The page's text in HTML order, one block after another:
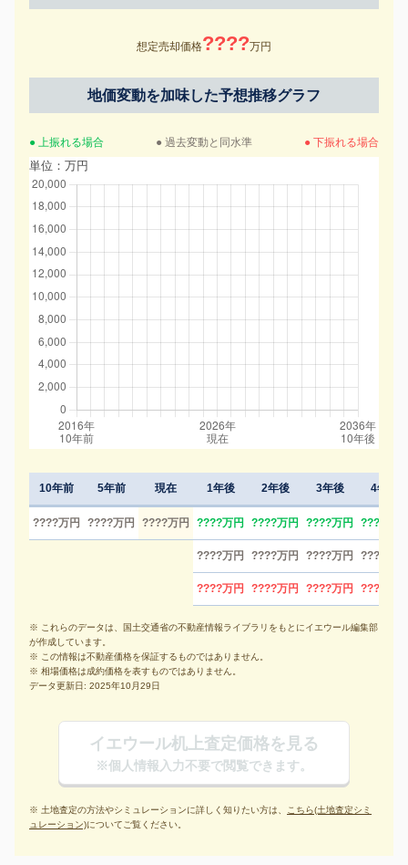
想定売却価格????万円
地価変動を加味した予想推移グラフ
● 上振れる場合 ● 過去変動と同水準 ● 下振れる場合
単位：万円
10年前 5年前 現在
????万円 ????万円 ????万円
1年後 2年後 3年後 4年後
????万円 ????万円 ????万円 ????万円
????万円 ????万円 ????万円 ????万円
????万円 ????万円 ????万円 ????万円
※ これらのデータは、国土交通省の不動産情報ライブラリをもとにイエウール編集部
が作成しています。
※ この情報は不動産価格を保証するものではありません。
※ 相場価格は成約価格を表すものではありません。
データ更新日: 2025年10月29日
イエウール机上査定価格を見る
※個人情報入力不要で閲覧できます。
※ 土地査定の方法やシミュレーションに詳しく知りたい方は、 こちら(土地査定シミ
ュレーション)についてご覧ください。